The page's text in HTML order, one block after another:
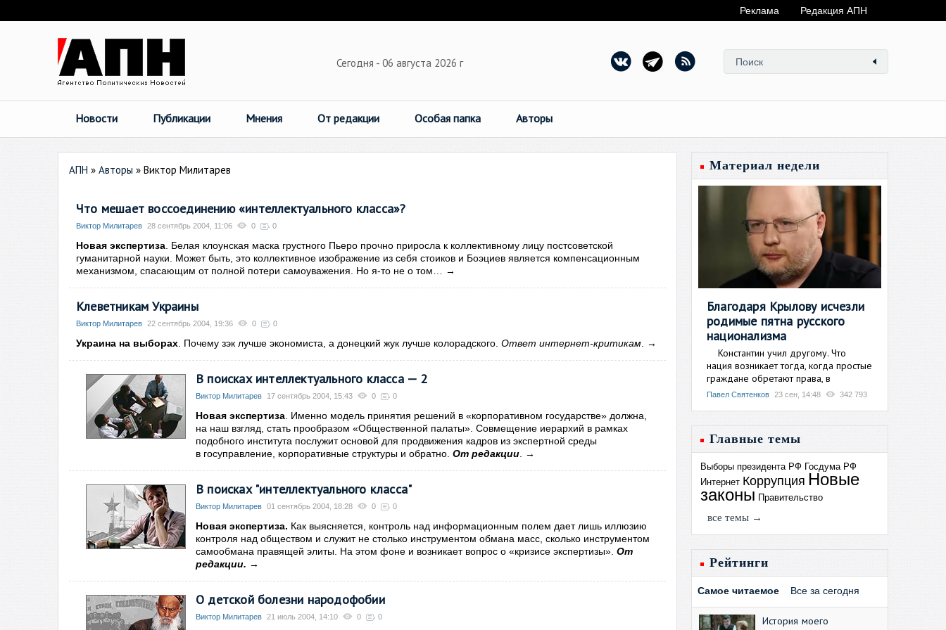
Реклама Редакция АПН
Сегодня - 06 августа 2026 г
Новости Публикации Мнения От редакции Особая папка Авторы
АПН » Авторы » Виктор Милитарев
Что мешает воссоединению «интеллектуального класса»?
Виктор Милитарев 28 сентябрь 2004, 11:06 0 0
Новая экспертиза . Белая клоунская маска грустного Пьеро прочно приросла к коллективному лицу постсоветской
гуманитарной науки. Может быть, это коллективное изображение из себя стоиков и Боэциев является компенсационным
механизмом, спасающим от полной потери самоуважения. Но я-то не о том…
→
Клеветникам Украины
Виктор Милитарев 22 сентябрь 2004, 19:36 0 0
Украина на выборах . Почему зэк лучше экономиста, а донецкий жук лучше колорадского. Ответ интернет-критикам →
В поисках интеллектуального класса — 2
Виктор Милитарев 17 сентябрь 2004, 15:43 0 0
Новая экспертиза . Именно модель принятия решений в «корпоративном государстве» должна,
на наш взгляд, стать прообразом «Общественной палаты». Совмещение иерархий в рамках
подобного института послужит основой для продвижения кадров из экспертной среды
в госуправление, корпоративные структуры и обратно. От редакции →
В поисках "интеллектуального класса"
Виктор Милитарев 01 сентябрь 2004, 18:28 0 0
Новая экспертиза. Как выясняется, контроль над информационным полем дает лишь иллюзию
контроля над обществом и служит не столько инструментом обмана масс, сколько инструментом
самообмана правящей элиты. На этом фоне и возникает вопрос о «кризисе экспертизы». От
редакции. →
О детской болезни народофобии
Виктор Милитарев 21 июль 2004, 14:10 0 0
Материал недели
Благодаря Крылову исчезли
родимые пятна русского
национализма
Константин учил другому. Что
нация возникает тогда, когда простые
граждане обретают права, в
Павел Святенков 23 сен, 14:48 342 793
Главные темы
Выборы президента РФ Госдума РФ
Интернет Коррупция Новые
законы Правительство
все темы →
Рейтинги
Самое читаемое Все за сегодня
История моего